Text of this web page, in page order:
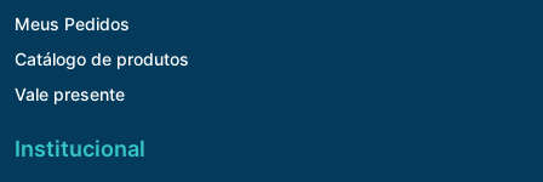
Meus Pedidos
Catálogo de produtos
Vale presente
Institucional